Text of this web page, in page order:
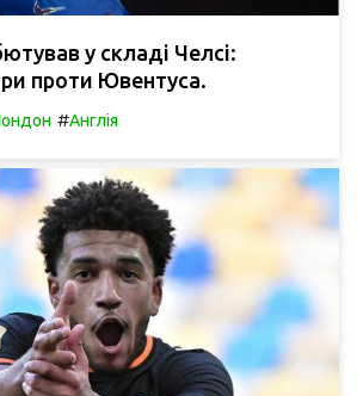
у складі Челсі:
проти Ювентуса.
#Англія